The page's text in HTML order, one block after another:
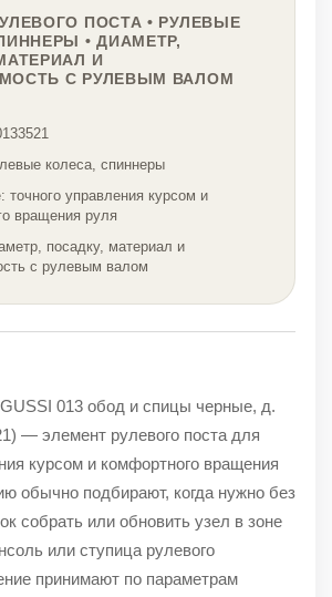
ПОСТА • РУЛЕВЫЕ
• ДИАМЕТР,
И
С РУЛЕВЫМ ВАЛОМ
колеса, спиннеры
точного управления курсом и
вращения руля
посадку, материал и
с рулевым валом
013 обод и спицы черные, д.
— элемент рулевого поста для
курсом и комфортного вращения
обычно подбирают, когда нужно без
собрать или обновить узел в зоне
или ступица рулевого
принимают по параметрам